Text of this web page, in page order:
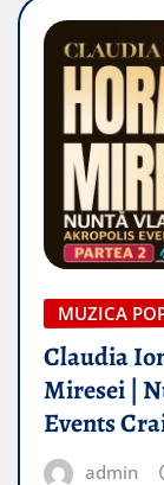
MUZICA
Claudia
Miresei |
Events
admin